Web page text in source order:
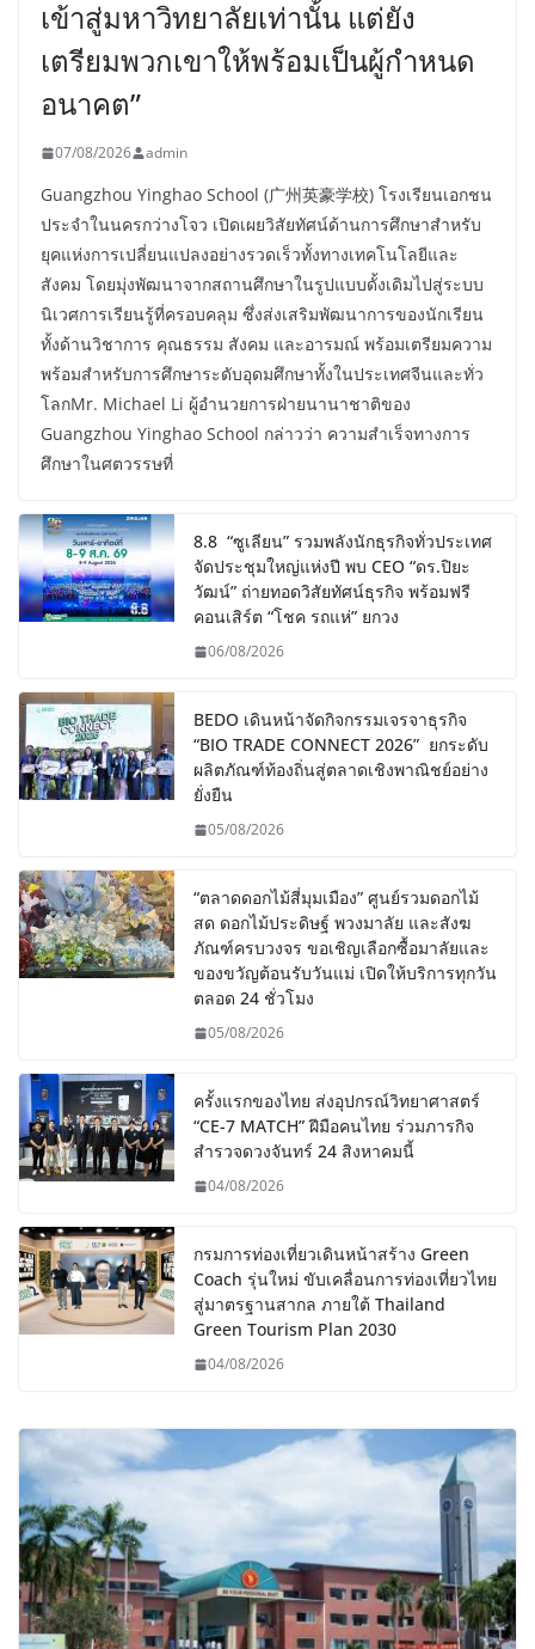
เข้าสู่มหาวิทยาลัยเท่านั้น แต่ยัง
เตรียมพวกเขาให้พร้อมเป็นผู้กำหนด
อนาคต”
07/08/2026 admin
Guangzhou Yinghao School (广州英豪学校) โรงเรียนเอกชน
ประจำในนครกว่างโจว เปิดเผยวิสัยทัศน์ด้านการศึกษาสำหรับ
ยุคแห่งการเปลี่ยนแปลงอย่างรวดเร็วทั้งทางเทคโนโลยีและ
สังคม โดยมุ่งพัฒนาจากสถานศึกษาในรูปแบบดั้งเดิมไปสู่ระบบ
นิเวศการเรียนรู้ที่ครอบคลุม ซึ่งส่งเสริมพัฒนาการของนักเรียน
ทั้งด้านวิชาการ คุณธรรม สังคม และอารมณ์ พร้อมเตรียมความ
พร้อมสำหรับการศึกษาระดับอุดมศึกษาทั้งในประเทศจีนและทั่ว
โลกMr. Michael Li ผู้อำนวยการฝ่ายนานาชาติของ
Guangzhou Yinghao School กล่าวว่า ความสำเร็จทางการ
ศึกษาในศตวรรษที่
8.8 “ซูเลียน” รวมพลังนักธุรกิจทั่วประเทศ
จัดประชุมใหญ่แห่งปี พบ CEO “ดร.ปิยะ
วัฒน์” ถ่ายทอดวิสัยทัศน์ธุรกิจ พร้อมฟรี
คอนเสิร์ต “โชค รถแห่” ยกวง
06/08/2026
BEDO เดินหน้าจัดกิจกรรมเจรจาธุรกิจ
“BIO TRADE CONNECT 2026” ยกระดับ
ผลิตภัณฑ์ท้องถิ่นสู่ตลาดเชิงพาณิชย์อย่าง
ยั่งยืน
05/08/2026
“ตลาดดอกไม้สี่มุมเมือง” ศูนย์รวมดอกไม้
สด ดอกไม้ประดิษฐ์ พวงมาลัย และสังฆ
ภัณฑ์ครบวงจร ขอเชิญเลือกซื้อมาลัยและ
ของขวัญต้อนรับวันแม่ เปิดให้บริการทุกวัน
ตลอด 24 ชั่วโมง
05/08/2026
ครั้งแรกของไทย ส่งอุปกรณ์วิทยาศาสตร์
“CE-7 MATCH” ฝีมือคนไทย ร่วมภารกิจ
สำรวจดวงจันทร์ 24 สิงหาคมนี้
04/08/2026
กรมการท่องเที่ยวเดินหน้าสร้าง Green
Coach รุ่นใหม่ ขับเคลื่อนการท่องเที่ยวไทย
สู่มาตรฐานสากล ภายใต้ Thailand
Green Tourism Plan 2030
04/08/2026